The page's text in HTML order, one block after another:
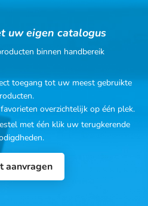
uw eigen catalogus
binnen handbereik
toegang tot uw meest gebruikte
overzichtelijk op één plek.
met één klik uw terugkerende
aanvragen